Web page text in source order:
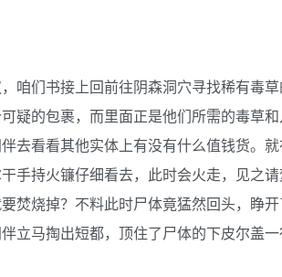
咱们书接上回前往阴森洞穴寻找稀有毒
疑的包裹，而里面正是他们所需的毒草
去看看其他实体上有没有什么值钱货。
手持火镰仔细看去，此时会火走，见之
焚烧掉？不料此时尸体竟猛然回头，睁
立马掏出短都，顶住了尸体的下皮尔盖一